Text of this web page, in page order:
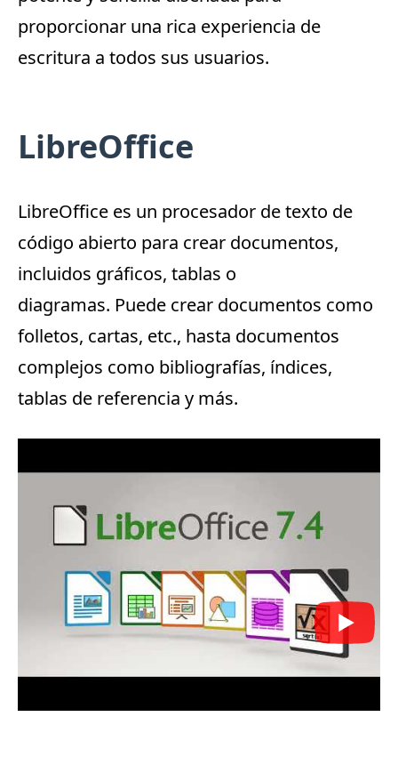
proporcionar una rica experiencia de
escritura a todos sus usuarios.
LibreOffice
LibreOffice es un procesador de texto de
código abierto para crear documentos,
incluidos gráficos, tablas o
diagramas. Puede crear documentos como
folletos, cartas, etc., hasta documentos
complejos como bibliografías, índices,
tablas de referencia y más.